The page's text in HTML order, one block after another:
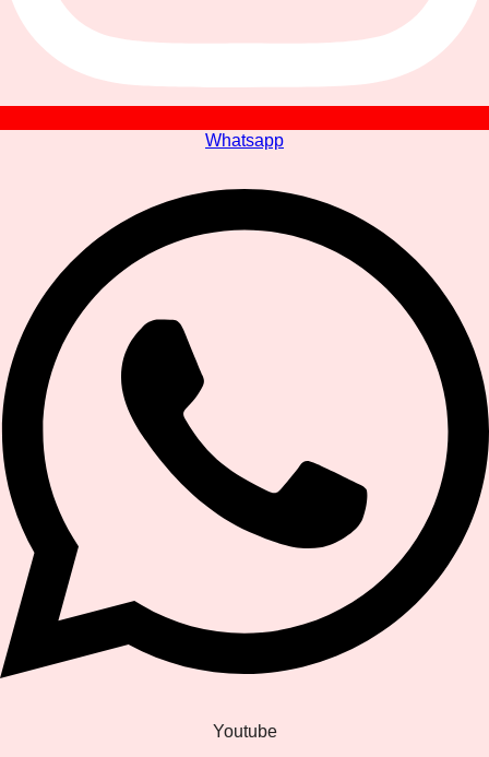
Whatsapp
Youtube